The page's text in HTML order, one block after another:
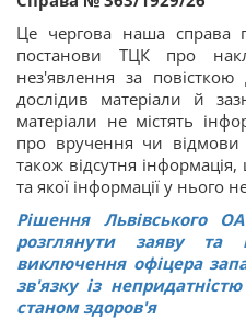
Це чергова наша справа
постанови ТЦК про
нез'явлення за
дослідив матеріали й
матеріали не містять
про вручення чи відмови
також відсутня
та якої інформації у нього
Рішення Львівського
розглянути заяву та
виключення офіцера
зв'язку із
станом здоров'я